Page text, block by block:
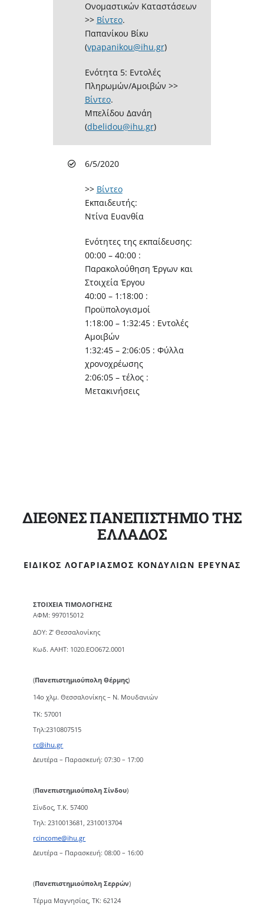
Ονομαστικών Καταστάσεων
>> Βίντεο.
Παπανίκου Βίκυ
(vpapanikou@ihu.gr)
Ενότητα 5: Εντολές
Πληρωμών/Αμοιβών >>
Βίντεο.
Μπελίδου Δανάη
(dbelidou@ihu.gr)
6/5/2020
>> Βίντεο
Εκπαιδευτής:
Ντίνα Ευανθία
Ενότητες της εκπαίδευσης:
00:00 – 40:00 :
Παρακολούθηση Έργων και
Στοιχεία Έργου
40:00 – 1:18:00 :
Προϋπολογισμοί
1:18:00 – 1:32:45 : Εντολές
Αμοιβών
1:32:45 – 2:06:05 : Φύλλα
χρονοχρέωσης
2:06:05 – τέλος :
Μετακινήσεις
ΔΙΕΘΝΕΣ ΠΑΝΕΠΙΣΤΗΜΙΟ ΤΗΣ
ΕΛΛΑΔΟΣ
ΕΙΔΙΚΌΣ ΛΟΓΑΡΙΑΣΜΌΣ ΚΟΝΔΥΛΊΩΝ ΈΡΕΥΝΑΣ
ΣΤΟΙΧΕΙΑ ΤΙΜΟΛΟΓΗΣΗΣ
ΑΦΜ: 997015012
ΔΟΥ: Ζ’ Θεσσαλονίκης
Κωδ. ΑΑΗΤ: 1020.ΕΟ0672.0001
(Πανεπιστημιούπολη Θέρμης)
14ο χλμ. Θεσσαλονίκης – Ν. Μουδανιών
TK: 57001
Τηλ:2310807515
rc@ihu.gr
Δευτέρα – Παρασκευή: 07:30 – 17:00
(Πανεπιστημιούπολη Σίνδου)
Σίνδος, Τ.Κ. 57400
Τηλ: 2310013681, 2310013704
rcincome@ihu.gr
Δευτέρα – Παρασκευή: 08:00 – 16:00
(Πανεπιστημιούπολη Σερρών)
Τέρμα Μαγνησίας, ΤΚ: 62124